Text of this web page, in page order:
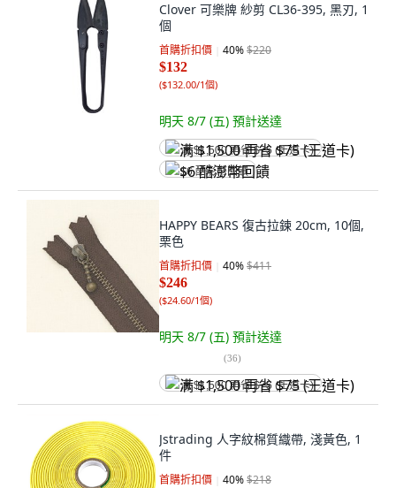
Clover 可樂牌 紗剪 CL36-395, 黑刃, 1
個
首購折扣價 40%$220
$132
($132.00/1個)
明天 8/7 (五) 預計送達
满 $1,500 再省 $75 (王道卡)
$6 酷澎幣回饋
HAPPY BEARS 復古拉鍊 20cm, 10個,
栗色
首購折扣價 40%$411
$246
($24.60/1個)
明天 8/7 (五) 預計送達
(36)
满 $1,500 再省 $75 (王道卡)
Jstrading 人字紋棉質織帶, 淺黃色, 1
件
首購折扣價 40%$218